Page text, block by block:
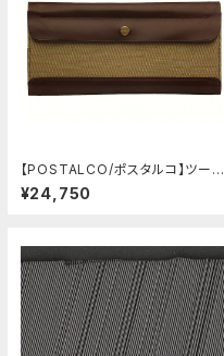
【POSTALCO/ポスタルコ】ツール
ボックス (Olive Green)
¥24,750